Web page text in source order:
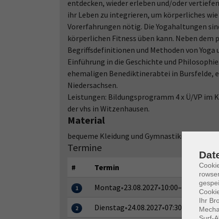
entdecken, wieder erleben und/oder
ihr Leben zu integrieren, um körperliches
Vorerfahrungen nötig. Die Yogahaltungen
körperlichen Fitness üben kann. Neben dem
Begriffsdefinitionen und Methoden von
Einführung in die Geschichte und
ehemaligen Benediktinerabtei in Bursfelde,
Niedersachsen.
Leistungen: Bildungsprogramm 4 x Ü/VP im
der vhs in Witzenhausen.
Material
bequeme Kleidung und Gymnastikmatte
Termine
# Termin
1 Montag•23.08.2027•10:00–20:30 Uhr
2 Dienstag•24.08.2027•07:30–20:30 Uhr
Ihr